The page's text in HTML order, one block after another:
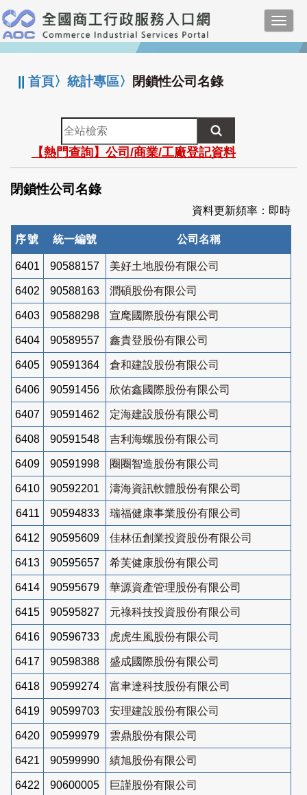
跳
到
主
要
:::
||首頁〉統計專區〉 閉鎖性公司名錄
全
站
檢
索
【熱門查詢】公司/商業/工廠登記資料
閉鎖性公司名錄
資料更新頻率：即時
序號 統一編號 公司名稱
6401 90588157 美好土地股份有限公司
6402 90588163 潤碩股份有限公司
6403 90588298 宣麾國際股份有限公司
6404 90589557 鑫貴登股份有限公司
6405 90591364 倉和建設股份有限公司
6406 90591456 欣佑鑫國際股份有限公司
6407 90591462 定海建設股份有限公司
6408 90591548 吉利海螺股份有限公司
6409 90591998 圈圈智造股份有限公司
6410 90592201 濤海資訊軟體股份有限公司
6411 90594833 瑞福健康事業股份有限公司
6412 90595609 佳林伍創業投資股份有限公司
6413 90595657 希芙健康股份有限公司
6414 90595679 華源資產管理股份有限公司
6415 90595827 元祿科技投資股份有限公司
6416 90596733 虎虎生風股份有限公司
6417 90598388 盛成國際股份有限公司
6418 90599274 富聿達科技股份有限公司
6419 90599703 安理建設股份有限公司
6420 90599979 雲鼎股份有限公司
6421 90599990 績旭股份有限公司
6422 90600005 巨謹股份有限公司